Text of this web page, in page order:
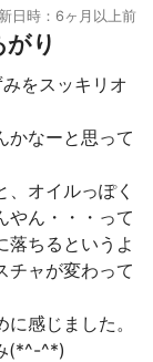
日時：6ヶ月以上前
り
をスッキリオ
かなーと思って
オイルっぽく
やん・・・って
落ちるというよ
チャが変わって
感じました。
(*^-^*)